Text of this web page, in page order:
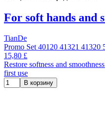
For soft hands and
TianDe
Promo Set 40120 41321 41320
15,80 £
Restore softness and
first use
В корзину